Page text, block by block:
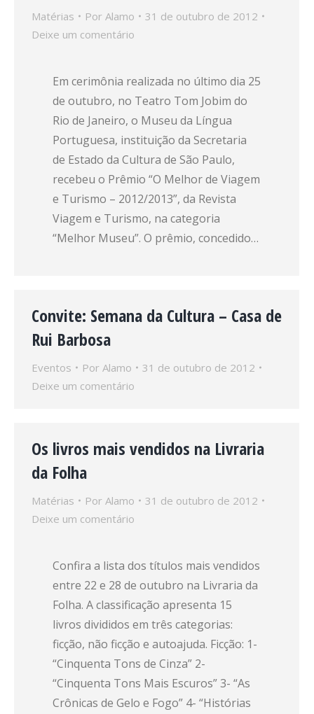
Matérias Por Alamo
31 de outubro de 2012
Deixe um comentário
Em cerimônia realizada no último dia 25
de outubro, no Teatro Tom Jobim do
Rio de Janeiro, o Museu da Língua
Portuguesa, instituição da Secretaria
de Estado da Cultura de São Paulo,
recebeu o Prêmio “O Melhor de Viagem
e Turismo – 2012/2013”, da Revista
Viagem e Turismo, na categoria
“Melhor Museu”. O prêmio, concedido…
Convite: Semana da Cultura – Casa de
Rui Barbosa
Eventos Por Alamo
31 de outubro de 2012
Deixe um comentário
Os livros mais vendidos na Livraria
da Folha
Matérias Por Alamo
31 de outubro de 2012
Deixe um comentário
Confira a lista dos títulos mais vendidos
entre 22 e 28 de outubro na Livraria da
Folha. A classificação apresenta 15
livros divididos em três categorias:
ficção, não ficção e autoajuda. Ficção: 1-
“Cinquenta Tons de Cinza” 2-
“Cinquenta Tons Mais Escuros” 3- “As
Crônicas de Gelo e Fogo” 4- “Histórias